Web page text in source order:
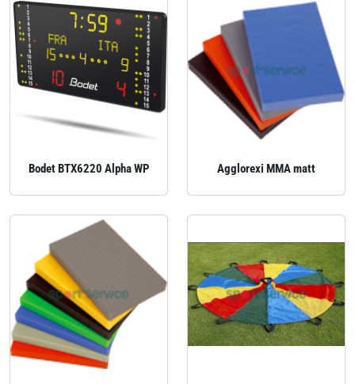
Bodet BTX6220 Alpha WP Agglorexi MMA matt